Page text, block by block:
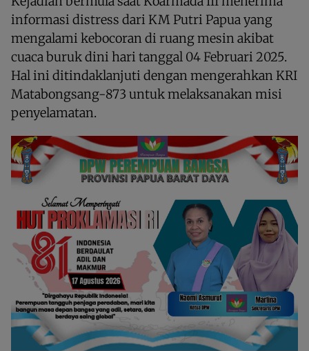
informasi distress dari KM Putri Papua yang
mengalami kebocoran di ruang mesin akibat
cuaca buruk dini hari tanggal 04 Februari 2025.
Hal ini ditindaklanjuti dengan mengerahkan KRI
Matabongsang-873 untuk melaksanakan misi
penyelamatan.